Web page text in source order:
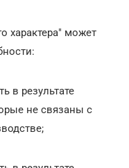
характера" может
в результате
не связаны с